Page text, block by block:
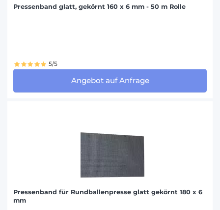
Pressenband glatt, gekörnt 160 x 6 mm - 50 m Rolle
5/5
Angebot auf Anfrage
Pressenband für Rundballenpresse glatt gekörnt 180 x 6
mm